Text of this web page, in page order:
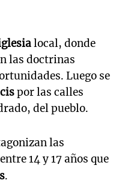
local, donde
las doctrinas
Luego se
por las calles
del pueblo.
las
14 y 17 años que
.